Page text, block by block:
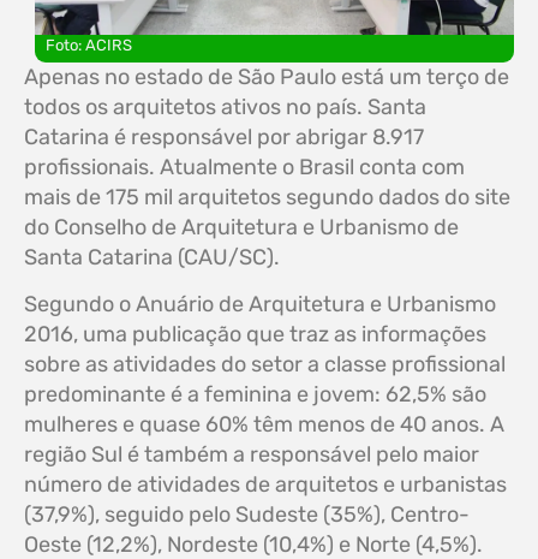
Foto: ACIRS
Apenas no estado de São Paulo está um terço de
todos os arquitetos ativos no país. Santa
Catarina é responsável por abrigar 8.917
profissionais. Atualmente o Brasil conta com
mais de 175 mil arquitetos segundo dados do site
do Conselho de Arquitetura e Urbanismo de
Santa Catarina (CAU/SC).
Segundo o Anuário de Arquitetura e Urbanismo
2016, uma publicação que traz as informações
sobre as atividades do setor a classe profissional
predominante é a feminina e jovem: 62,5% são
mulheres e quase 60% têm menos de 40 anos. A
região Sul é também a responsável pelo maior
número de atividades de arquitetos e urbanistas
(37,9%), seguido pelo Sudeste (35%), Centro-
Oeste (12,2%), Nordeste (10,4%) e Norte (4,5%).